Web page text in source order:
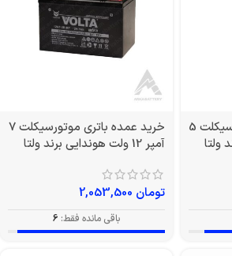
خرید عمده باتری موتورسیکلت 5
خرید عمده باتری موتورسیکلت 7
آمپر 12 ولت هوندایی برند ولتا
تومان
باقی مانده فقط: 6